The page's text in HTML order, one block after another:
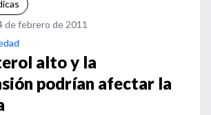
de febrero de 2011
alto y la
podrían afectar la